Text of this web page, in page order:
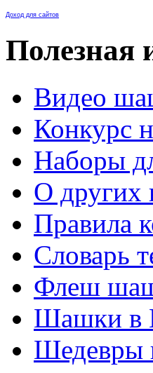
Доход для сайтов
Полезная
Видео
Конкурс
Наборы
О других
Правила
Словарь
Флеш
Шашки в
Шедевры